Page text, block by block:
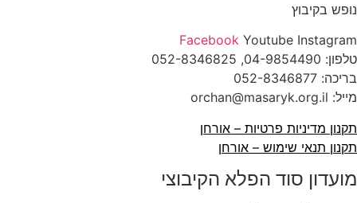
נופש בקיבוץ
Facebook Youtube Instagram
טלפון: 04-9854490
, 052-8346825
בריכה: 052-8346877
מייל: orchan@masaryk.org.il
תקנון מדיניות פרטיות – אורחן
תקנון תנאי שימוש – אורחן
מועדון סוד הפלא הקיבוצי